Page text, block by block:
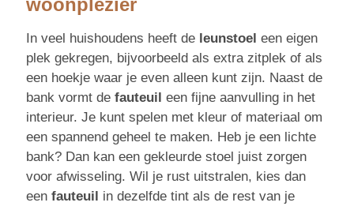
In veel huishoudens heeft de leunstoel een eigen
plek gekregen, bijvoorbeeld als extra zitplek of als
een hoekje waar je even alleen kunt zijn. Naast de
bank vormt de fauteuil een fijne aanvulling in het
interieur. Je kunt spelen met kleur of materiaal om
een spannend geheel te maken. Heb je een lichte
bank? Dan kan een gekleurde stoel juist zorgen
voor afwisseling. Wil je rust uitstralen, kies dan
een fauteuil in dezelfde tint als de rest van je